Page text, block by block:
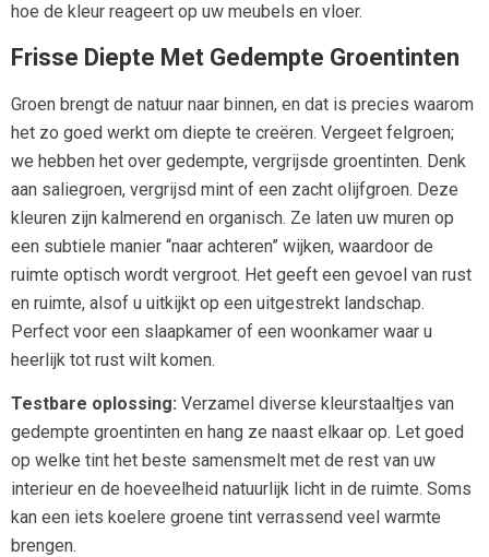
hoe de kleur reageert op uw meubels en vloer.
Frisse Diepte Met Gedempte Groentinten
Groen brengt de natuur naar binnen, en dat is precies waarom
het zo goed werkt om diepte te creëren. Vergeet felgroen;
we hebben het over gedempte, vergrijsde groentinten. Denk
aan saliegroen, vergrijsd mint of een zacht olijfgroen. Deze
kleuren zijn kalmerend en organisch. Ze laten uw muren op
een subtiele manier “naar achteren” wijken, waardoor de
ruimte optisch wordt vergroot. Het geeft een gevoel van rust
en ruimte, alsof u uitkijkt op een uitgestrekt landschap.
Perfect voor een slaapkamer of een woonkamer waar u
heerlijk tot rust wilt komen.
Testbare oplossing: Verzamel diverse kleurstaaltjes van
gedempte groentinten en hang ze naast elkaar op. Let goed
op welke tint het beste samensmelt met de rest van uw
interieur en de hoeveelheid natuurlijk licht in de ruimte. Soms
kan een iets koelere groene tint verrassend veel warmte
brengen.